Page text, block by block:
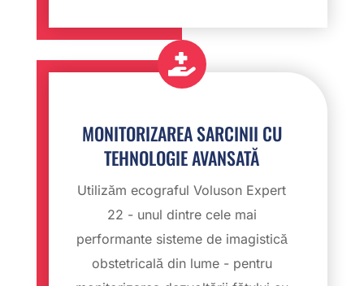

MONITORIZAREA SARCINII CU
TEHNOLOGIE AVANSATĂ
Utilizăm ecograful Voluson Expert
22 - unul dintre cele mai
performante sisteme de imagistică
obstetricală din lume - pentru